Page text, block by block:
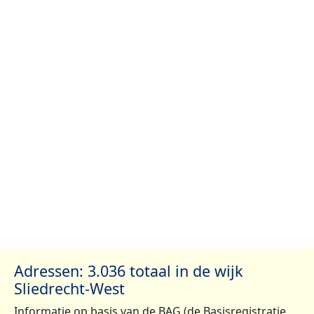
Adressen: 3.036 totaal in de wijk
Sliedrecht-West